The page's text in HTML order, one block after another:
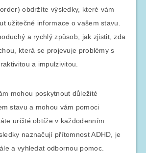
obdržíte výsledky, které vám
užitečné informace o vašem stavu.
a rychlý způsob, jak zjistit, zda
která se projevuje problémy s
a impulzivitou.
mohou poskytnout důležité
stavu a mohou vám pomoci
určité obtíže v každodenním
naznačují přítomnost ADHD, je
a vyhledat odbornou pomoc.